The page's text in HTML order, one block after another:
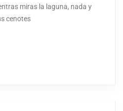
miras la laguna, nada y
cenotes